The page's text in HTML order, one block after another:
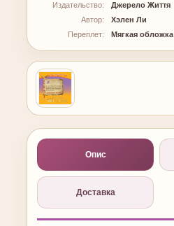
Издательство:
Джерело Життя
Автор:
Хэлен Ли
Переплет:
Мягкая обложка
Опис
Доставка